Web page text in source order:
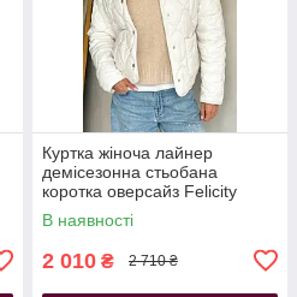
Куртка жіноча лайнер
демісезонна стьобана
коротка оверсайз Felicity
молочна
В наявності
2 010 ₴ 2 710 ₴